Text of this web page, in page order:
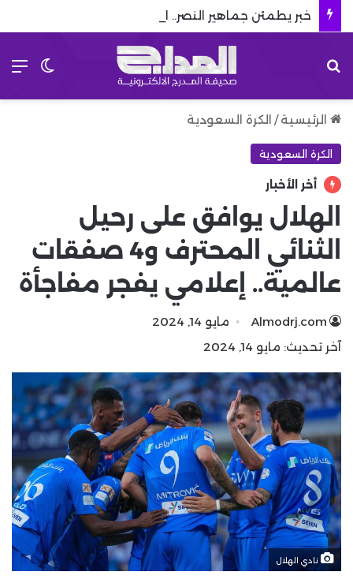
الرئيسية / الكرة السعودية
الكرة السعودية
أخر الأخبار
الهلال يوافق على رحيل
الثنائي المحترف و4 صفقات
عالمية.. إعلامي يفجر مفاجأة
Almodrj.com
مايو 14, 2024
آخر تحديث: مايو 14, 2024
نادي الهلال